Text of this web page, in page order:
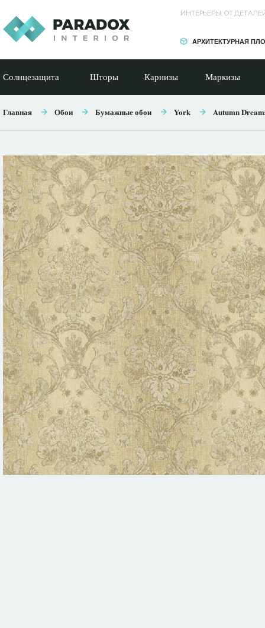
ИНТЕРЬЕРЫ: ОТ
АРХИТЕКТУРНАЯ
Солнцезащита Шторы Карнизы Маркизы
Главная Обои Бумажные обои York Autumn